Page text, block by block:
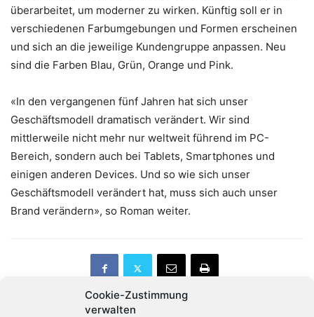
Cookie-Zustimmung
verwalten
überarbeitet, um moderner zu wirken. Künftig soll er in
verschiedenen Farbumgebungen und Formen erscheinen
und sich an die jeweilige Kundengruppe anpassen. Neu
sind die Farben Blau, Grün, Orange und Pink.
«In den vergangenen fünf Jahren hat sich unser
Geschäftsmodell dramatisch verändert. Wir sind
mittlerweile nicht mehr nur weltweit führend im PC-
Bereich, sondern auch bei Tablets, Smartphones und
einigen anderen Devices. Und so wie sich unser
Geschäftsmodell verändert hat, muss sich auch unser
Brand verändern», so Roman weiter.